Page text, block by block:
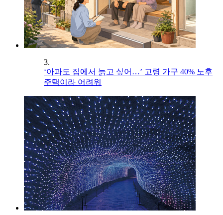
3.
‘아파도 집에서 늙고 싶어…’ 고령 가구 40% 노후
주택이라 어려워